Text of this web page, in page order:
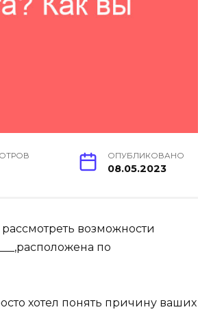
ОПУБЛИКОВАНО
08.05.2023
возможности
по
хотел понять причину ваших